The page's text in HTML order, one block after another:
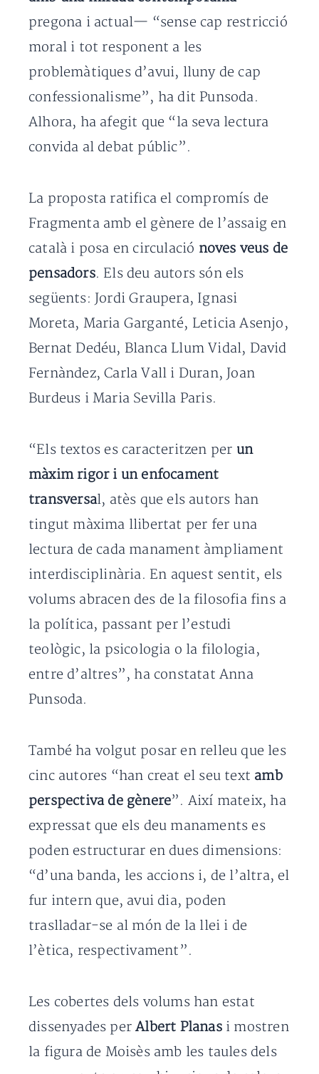
pregona i actual— “sense cap restricció
moral i tot responent a les
problemàtiques d’avui, lluny de cap
confessionalisme”, ha dit Punsoda.
Alhora, ha afegit que “la seva lectura
convida al debat públic”.
La proposta ratifica el compromís de
Fragmenta amb el gènere de l’assaig en
català i posa en circulació noves veus de
pensadors. Els deu autors són els
següents: Jordi Graupera, Ignasi
Moreta, Maria Garganté, Leticia Asenjo,
Bernat Dedéu, Blanca Llum Vidal, David
Fernàndez, Carla Vall i Duran, Joan
Burdeus i Maria Sevilla Paris.
“Els textos es caracteritzen per un
màxim rigor i un enfocament
transversal, atès que els autors han
tingut màxima llibertat per fer una
lectura de cada manament àmpliament
interdisciplinària. En aquest sentit, els
volums abracen des de la filosofia fins a
la política, passant per l’estudi
teològic, la psicologia o la filologia,
entre d’altres”, ha constatat Anna
Punsoda.
També ha volgut posar en relleu que les
cinc autores “han creat el seu text amb
perspectiva de gènere”. Així mateix, ha
expressat que els deu manaments es
poden estructurar en dues dimensions:
“d’una banda, les accions i, de l’altra, el
fur intern que, avui dia, poden
traslladar-se al món de la llei i de
l’ètica, respectivament”.
Les cobertes dels volums han estat
dissenyades perAlbert Planasi mostren
la figura de Moisès amb les taules dels